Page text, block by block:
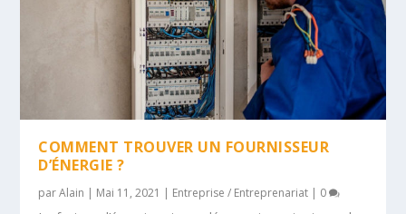
COMMENT TROUVER UN FOURNISSEUR
D’ÉNERGIE ?
parAlain Mai 11, 2021 Entreprise / Entreprenariat 0